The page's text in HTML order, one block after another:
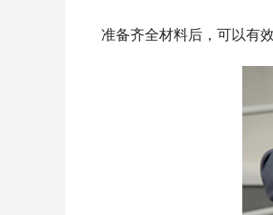
准备齐全材料后，可以有